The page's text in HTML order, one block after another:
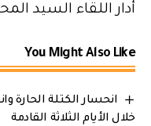
أدار اللقاء السيد
You Might Also Like
انحسار الكتلة
خلال الأيام الثلاثة القادمة